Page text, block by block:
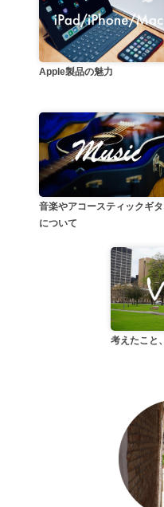
Apple製品の魅力
音楽やアコースティックギ
について
考えたこと